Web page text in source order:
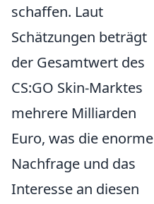
schaffen. Laut
Schätzungen beträgt
der Gesamtwert des
CS:GO Skin-Marktes
mehrere Milliarden
Euro, was die enorme
Nachfrage und das
Interesse an diesen